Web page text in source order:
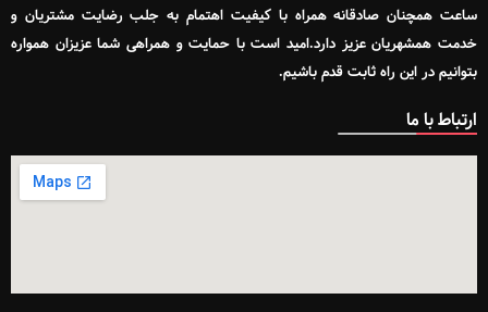
ساعت همچنان صادقانه همراه با کیفیت اهتمام به جلب رضایت مشتریان و
خدمت همشهریان عزیز دارد.امید است با حمایت و همراهی شما عزیزان همواره
بتوانیم در این راه ثابت قدم باشیم.
ارتباط با ما